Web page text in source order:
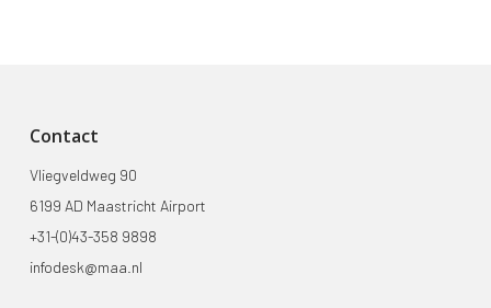
Contact
Vliegveldweg 90
6199 AD Maastricht Airport
+31-(0)43-358 9898
infodesk@maa.nl